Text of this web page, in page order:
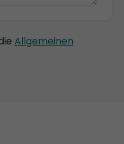
Allgemeinen